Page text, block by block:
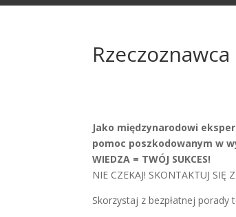
Jako międzynarodowi
pomoc poszkodowanym w
WIEDZA = TWÓJ SUKCES!
NIE CZEKAJ! SKONTAKTUJ SIĘ
Skorzystaj z bezpłatnej porady